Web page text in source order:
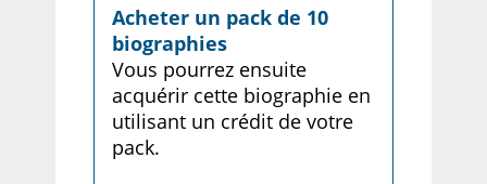
Acheter un pack de 10
biographies
Vous pourrez ensuite
acquérir cette biographie en
utilisant un crédit de votre
pack.